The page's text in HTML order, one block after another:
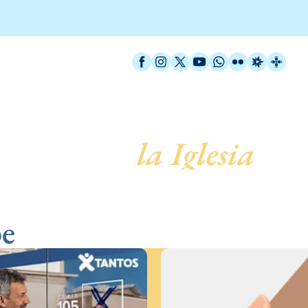
Facebook
Instagram
X / Twitter
YouTube
WhatsApp
FlickrRadio
la Iglesia